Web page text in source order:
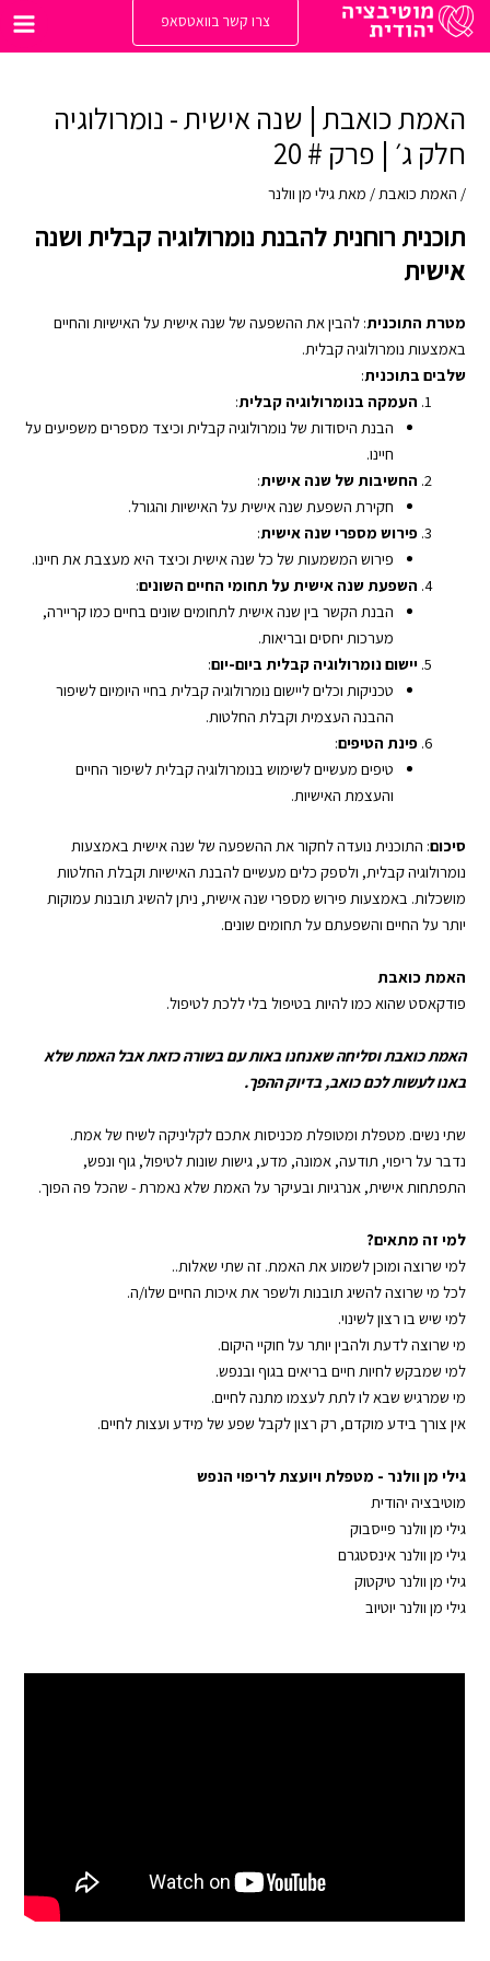
לתוכן
צרו קשר בוואטסאפ
האמת כואבת | שנה אישית - נומרולוגיה
חלק ג׳ | פרק # 20
/ האמת כואבת/ מאתגילי מן וולנר
תוכנית רוחנית להבנת נומרולוגיה קבלית ושנה
אישית
מטרת התוכנית: להבין את ההשפעה של שנה אישית על האישיות והחיים
באמצעות נומרולוגיה קבלית.
שלבים בתוכנית:
העמקה בנומרולוגיה קבלית:
הבנת היסודות של נומרולוגיה קבלית וכיצד מספרים משפיעים על
חיינו.
החשיבות של שנה אישית:
חקירת השפעת שנה אישית על האישיות והגורל.
פירוש מספרי שנה אישית:
פירוש המשמעות של כל שנה אישית וכיצד היא מעצבת את חיינו.
השפעת שנה אישית על תחומי החיים השונים:
הבנת הקשר בין שנה אישית לתחומים שונים בחיים כמו קריירה,
מערכות יחסים ובריאות.
יישום נומרולוגיה קבלית ביום-יום:
טכניקות וכלים ליישום נומרולוגיה קבלית בחיי היומיום לשיפור
ההבנה העצמית וקבלת החלטות.
פינת הטיפים:
טיפים מעשיים לשימוש בנומרולוגיה קבלית לשיפור החיים
והעצמת האישיות.
סיכום: התוכנית נועדה לחקור את ההשפעה של שנה אישית באמצעות
נומרולוגיה קבלית, ולספק כלים מעשיים להבנת האישיות וקבלת החלטות
מושכלות. באמצעות פירוש מספרי שנה אישית, ניתן להשיג תובנות עמוקות
יותר על החיים והשפעתם על תחומים שונים.
האמת כואבת
פודקאסט שהוא כמו להיות בטיפול בלי ללכתלטיפול.
האמת כואבתוסליחה שאנחנו באות עם בשורה כזאת אבל האמת שלא
באנו לעשות לכם כואב, בדיוק ההפך.
שתי נשים. מטפלת ומטופלת מכניסות אתכם לקליניקה לשיח של אמת.
נדבר על ריפוי, תודעה,אמונה, מדע,גישות שונות לטיפול,גוף ונפש,
התפתחות אישית, אנרגיות ובעיקר על האמת שלא נאמרת - שהכל פה הפוך.
למי זה מתאים?
למי שרוצה ומוכן לשמוע את האמת. זה שתי שאלות..
לכל מי שרוצה להשיג תובנות ולשפר את איכות החיים שלו/ה.
למי שיש בו רצון לשינוי.
מי שרוצה לדעת ולהבין יותר על חוקיי היקום.
למי שמבקש לחיות חיים בריאים בגוף ובנפש.
מי שמרגיש שבא לו לתת לעצמו מתנה לחיים.
אין צורך בידע מוקדם, רק רצון לקבל שפע של מידע ועצות לחיים.
גילי מן וולנר - ⁠מטפלת ויועצת לריפוי הנפש⁠
מוטיבציה יהודית
גילי מן וולנר פייסבוק
גילי מן וולנר אינסטגרם
גילי מן וולנר טיקטוק
גילי מן וולנר יוטיוב⁠